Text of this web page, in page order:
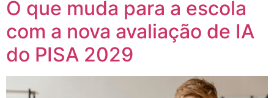
O que muda para a escola
com a nova avaliação de IA
do PISA 2029